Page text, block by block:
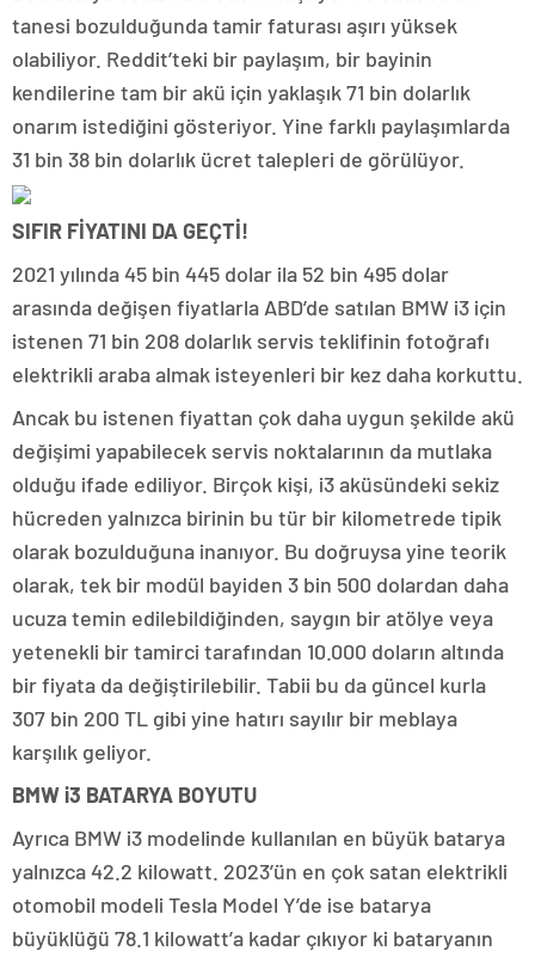
tanesi bozulduğunda tamir faturası aşırı yüksek
olabiliyor. Reddit’teki bir paylaşım, bir bayinin
kendilerine tam bir akü için yaklaşık 71 bin dolarlık
onarım istediğini gösteriyor. Yine farklı paylaşımlarda
31 bin 38 bin dolarlık ücret talepleri de görülüyor.
SIFIR FİYATINI DA GEÇTİ!
2021 yılında 45 bin 445 dolar ila 52 bin 495 dolar
arasında değişen fiyatlarla ABD’de satılan BMW i3 için
istenen 71 bin 208 dolarlık servis teklifinin fotoğrafı
elektrikli araba almak isteyenleri bir kez daha korkuttu.
Ancak bu istenen fiyattan çok daha uygun şekilde akü
değişimi yapabilecek servis noktalarının da mutlaka
olduğu ifade ediliyor. Birçok kişi, i3 aküsündeki sekiz
hücreden yalnızca birinin bu tür bir kilometrede tipik
olarak bozulduğuna inanıyor. Bu doğruysa yine teorik
olarak, tek bir modül bayiden 3 bin 500 dolardan daha
ucuza temin edilebildiğinden, saygın bir atölye veya
yetenekli bir tamirci tarafından 10.000 doların altında
bir fiyata da değiştirilebilir. Tabii bu da güncel kurla
307 bin 200 TL gibi yine hatırı sayılır bir meblaya
karşılık geliyor.
BMW i3 BATARYA BOYUTU
Ayrıca BMW i3 modelinde kullanılan en büyük batarya
yalnızca 42.2 kilowatt. 2023’ün en çok satan elektrikli
otomobil modeli Tesla Model Y’de ise batarya
büyüklüğü 78.1 kilowatt’a kadar çıkıyor ki bataryanın